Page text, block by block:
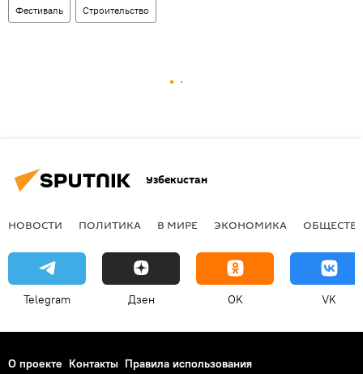
Фестиваль Строительство
Узбекистан
НОВОСТИ ПОЛИТИКА В МИРЕ ЭКОНОМИКА
Telegram Дзен OK VK
О проекте Контакты Правила использования